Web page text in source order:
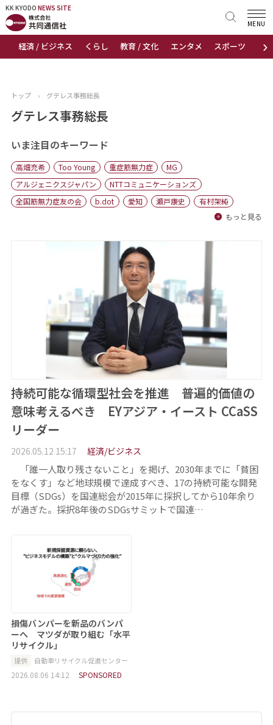
KK KYODO NEWS SITE
›
経済 / ビジネス くらし 教育 / 文化 エンタメ スポーツ 地域
MENU
KK KYODONEWS SITE
トップページ
ニュース
おすすめコンテンツ
出版物
会社概要
トップ › グテレス事務総長
グテレス事務総長
いま注目のキーワード
高畑充希 Too Young 重症筋無力症
MG
アルジェニクスジャパン
NTTコミュニケーションズ
全国筋無力症友の会
b.dot 愛知 瀬戸康史
有村架純
もっと見る
持続可能な循環型社会を推進 普遍的価値の
意味考えるべき EYアジア・イースト CCaSS
リーダー
2026.05.12 15:17 経済/ビジネス
「誰一人取り残さないこと」を掲げ、2030年までに「貧困
をなくす」など地球規模で達成すべき、17の持続可能な開発
目標（SDGs）を国連総会が2015年に採択してから10年余り
が過ぎた。採択8年後のSDGsサミットで国連…
損傷バンパーを新品のバンパ
ーへ マツダが取り組む「水平
リサイクル」
提供 自動車リサイクル促進センター
2026.08.06 14:12 SPONSORED